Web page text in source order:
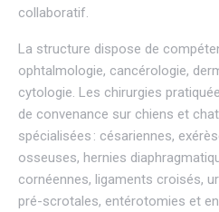
collaboratif.
La structure dispose de
ophtalmologie, cancérologie,
cytologie. Les chirurgies
de convenance sur chiens et
spécialisées : césariennes,
osseuses, hernies
cornéennes, ligaments croisés,
pré-scrotales, entérotomies et